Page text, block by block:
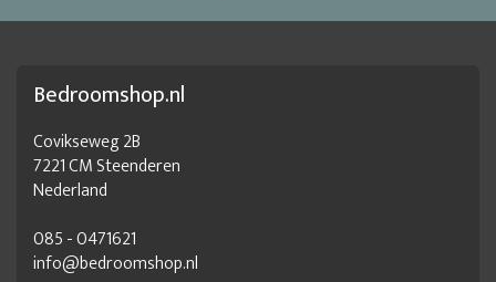
Matras twijfelaar 140x200
Meisjes bed 120x200
tweepersoonsbed 120x200
Twijfelaar 120x190
Twijfelaar 140
Twijfelaar bed 120x200
Bedroomshop.nl
Covikseweg 2B
7221 CM Steenderen
Nederland
085 - 0471621
info@bedroomshop.nl